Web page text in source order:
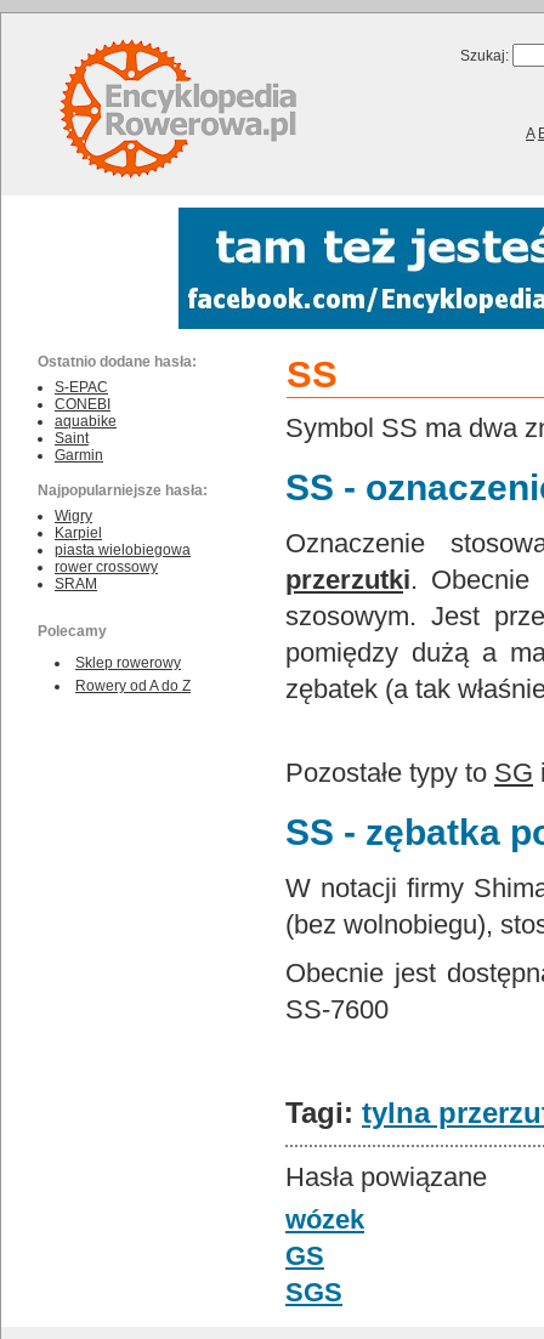
Szukaj:
A
Ostatnio dodane hasła:
S-EPAC
CONEBI
aquabike
Saint
Garmin
Najpopularniejsze hasła:
Wigry
Karpiel
piasta wielobiegowa
rower crossowy
SRAM
Polecamy
Sklep rowerowy
Rowery od A do Z
SS
Symbol SS ma dwa
SS -
Oznaczenie
przerzutki. Obecnie
szosowym. Jest
pomiędzy dużą a
zębatek (a tak
Pozostałe typy to SG
SS - zębatka
W notacji firmy
(bez wolnobiegu),
Obecnie jest
SS-7600
Tagi: tylna
Hasła powiązane
wózek
GS
SGS